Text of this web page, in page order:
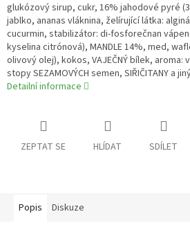
glukózový sirup, cukr, 16% jahodové pyré
jablko, ananas vláknina, želírující látka:
cucurmin, stabilizátor: di-fosforečnan
kyselina citrónová), MANDLE 14%, med,
olivový olej), kokos, VAJEČNÝ bílek, aroma:
stopy SEZAMOVÝCH semen, SIŘIČITANY a
Detailní informace
ZEPTAT SE HLÍDAT SDÍLET
Popis Diskuze